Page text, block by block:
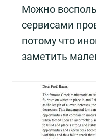
Можно
сервисами
потому что
заметить